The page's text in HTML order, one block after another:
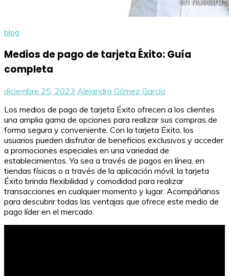
blog
Medios de pago de tarjeta Éxito: Guía
completa
diciembre 25, 2023 Alejandro Gómez García
Los medios de pago de tarjeta Éxito ofrecen a los clientes
una amplia gama de opciones para realizar sus compras de
forma segura y conveniente. Con la tarjeta Éxito, los
usuarios pueden disfrutar de beneficios exclusivos y acceder
a promociones especiales en una variedad de
establecimientos. Ya sea a través de pagos en línea, en
tiendas físicas o a través de la aplicación móvil, la tarjeta
Éxito brinda flexibilidad y comodidad para realizar
transacciones en cualquier momento y lugar. Acompáñanos
para descubrir todas las ventajas que ofrece este medio de
pago líder en el mercado.